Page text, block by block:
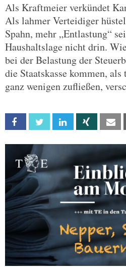
Als Kraftmeier verkündet
Als lahmer Verteidiger
Spahn, mehr „Entlastung“
Haushaltslage nicht drin.
bei der Belastung der
die Staatskasse kommen,
ganz wenigen zufließen,
Facebook Twitter Linkedin Xing